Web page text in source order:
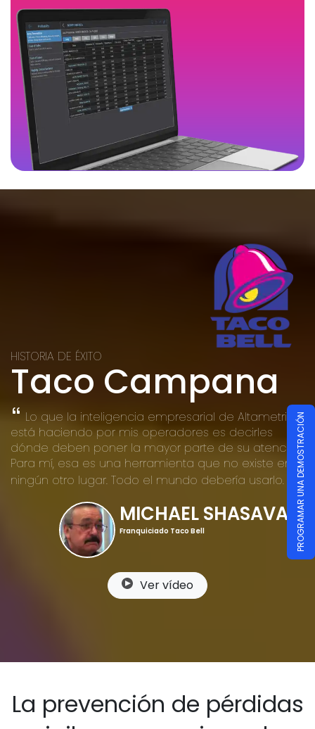
HISTORIA DE ÉXITO
Taco Campana
Lo que la inteligencia empresarial de Altametrics
está haciendo por mis operadores es decirles
dónde deben poner la mayor parte de su atención.
Para mí, esa es una herramienta que no existe en
ningún otro lugar. Todo el mundo debería usarlo.
MICHAEL SHASAVARI
Franquiciado Taco Bell
Ver vídeo
La prevención de pérdidas
PROGRAMAR UNA DEMOSTRACIÓN